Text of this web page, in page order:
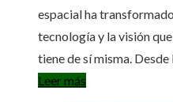
espacial ha
tecnología y la visión
tiene de sí misma. Desde
Leer más